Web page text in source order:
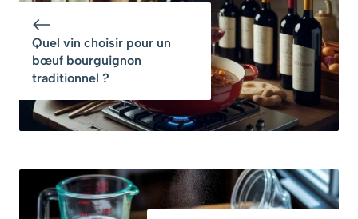
Quel vin choisir pour un
bœuf bourguignon
traditionnel ?